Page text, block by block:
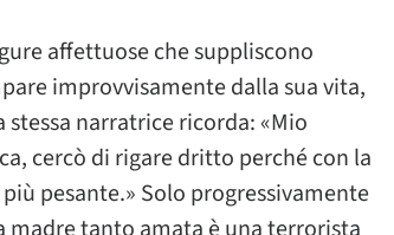
affettuose che suppliscono
improvvisamente dalla sua vita,
narratrice ricorda: «Mio
cercò di rigare dritto perché con la
pesante.» Solo progressivamente